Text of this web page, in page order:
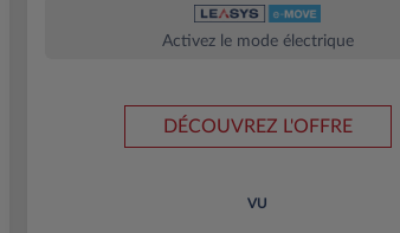
Activez le mode électrique
DÉCOUVREZ L'OFFRE
VU